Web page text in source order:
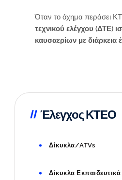
Όταν το όχημα περάσει
τεχνικού ελέγχου (ΔΤΕ)
καυσαερίων με διάρκεια
Έλεγχος ΚΤΕΟ
Δίκυκλα/ATVs
Δίκυκλα Εκπαιδευτικά